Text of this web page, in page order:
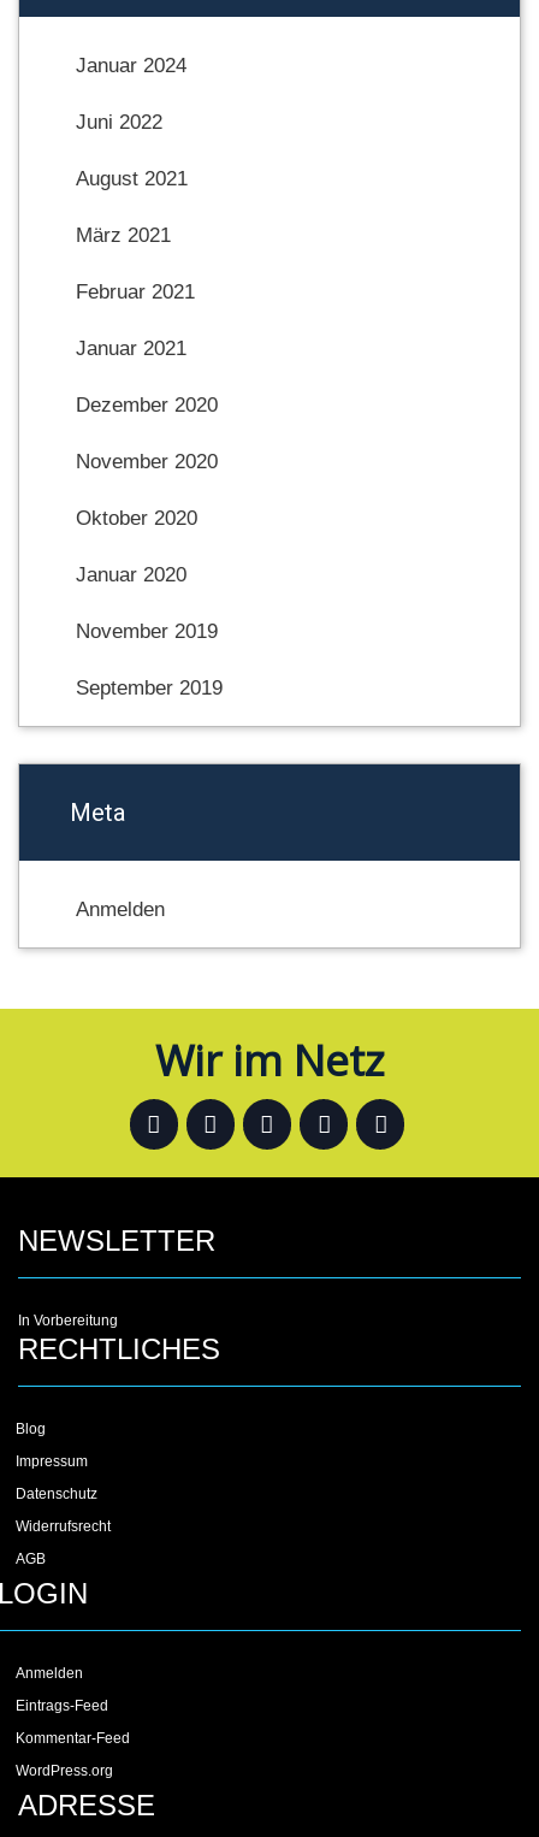
Januar 2024
Juni 2022
August 2021
März 2021
Februar 2021
Januar 2021
Dezember 2020
November 2020
Oktober 2020
Januar 2020
November 2019
September 2019
Meta
Anmelden
Wir im Netz
NEWSLETTER
In Vorbereitung
RECHTLICHES
Blog
Impressum
Datenschutz
Widerrufsrecht
AGB
Anmelden
Eintrags-Feed
Kommentar-Feed
WordPress.org
ADRESSE